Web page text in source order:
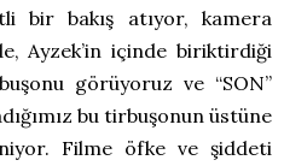
bir bakış atıyor, kamera
Ayzek’in içinde biriktirdiği
görüyoruz ve “SON”
bu tirbuşonun üstüne
Filme öfke ve şiddeti